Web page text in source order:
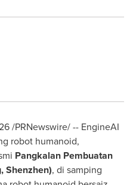
/PRNewswire/ -- EngineAI
robot humanoid,
Pangkalan Pembuatan
Shenzhen), di samping